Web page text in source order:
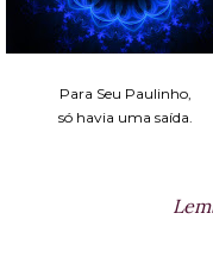
Para Seu Paulinho,
só havia uma saída.